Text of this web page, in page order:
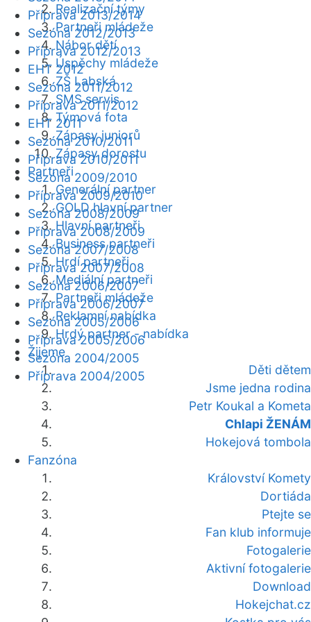
Realizační týmy
Partneři mládeže
Nábor dětí
Úspěchy mládeže
ZŠ Labská
SMS servis
Týmová fota
Zápasy juniorů
Zápasy dorostu
Partneři
Generální partner
GOLD hlavní partner
Hlavní partneři
Business partneři
Hrdí partneři
Mediální partneři
Partneři mládeže
Reklamní nabídka
Hrdý partner - nabídka
Žijeme
Děti dětem
Jsme jedna rodina
Petr Koukal a Kometa
Chlapi ŽENÁM
Hokejová tombola
Fanzóna
Království Komety
Dortiáda
Ptejte se
Fan klub informuje
Fotogalerie
Aktivní fotogalerie
Download
Hokejchat.cz
Příprava 2013/2014
Sezóna 2012/2013
Příprava 2012/2013
EHT 2012
Sezóna 2011/2012
Příprava 2011/2012
EHT 2011
Sezóna 2010/2011
Příprava 2010/2011
Sezóna 2009/2010
Příprava 2009/2010
Sezóna 2008/2009
Příprava 2008/2009
Sezóna 2007/2008
Příprava 2007/2008
Sezóna 2006/2007
Příprava 2006/2007
Sezóna 2005/2006
Příprava 2005/2006
Sezóna 2004/2005
Příprava 2004/2005